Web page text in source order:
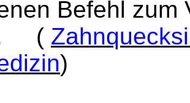
Befehl zum
(
)